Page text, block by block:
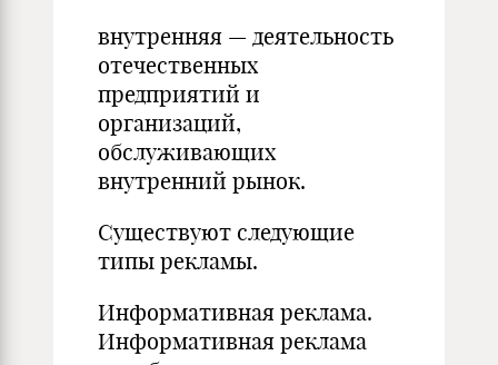
внутренняя — деятельность
отечественных
предприятий и
организаций,
обслуживающих
внутренний рынок.
Существуют следующие
типы рекламы.
Информативная реклама.
Информативная реклама